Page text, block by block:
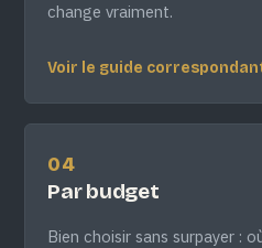
change vraiment.
Voir le guide
04
Par budget
Bien choisir sans surpayer :